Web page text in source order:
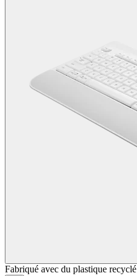
Fabriqué avec du plastique recyclé